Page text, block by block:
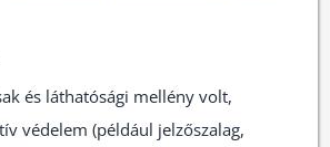
és láthatósági mellény volt,
védelem (például jelzőszalag,